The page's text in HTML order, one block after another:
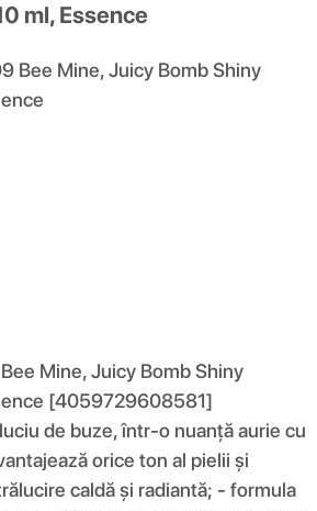
ml, Essence
Mine, Juicy Bomb Shiny
[4059729608581]
de buze, într-o nuanță aurie cu
orice ton al pielii și
caldă și radiantă; - formula